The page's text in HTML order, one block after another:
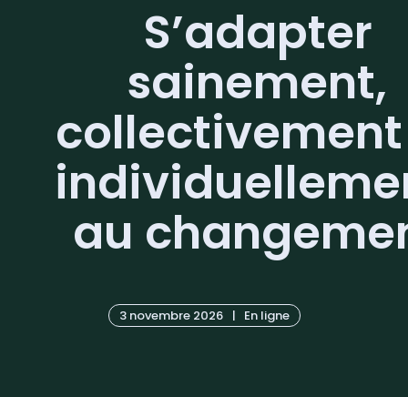
S’adapter
sainement,
au
3 novembre 2026 | En ligne